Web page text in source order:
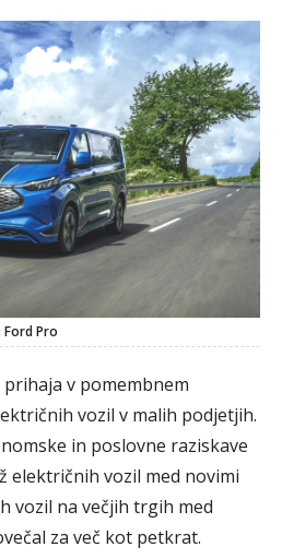
Pro
v pomembnem
vozil v malih podjetjih.
in poslovne raziskave
električnih vozil med novimi
vozil na večjih trgih med
za več kot petkrat.